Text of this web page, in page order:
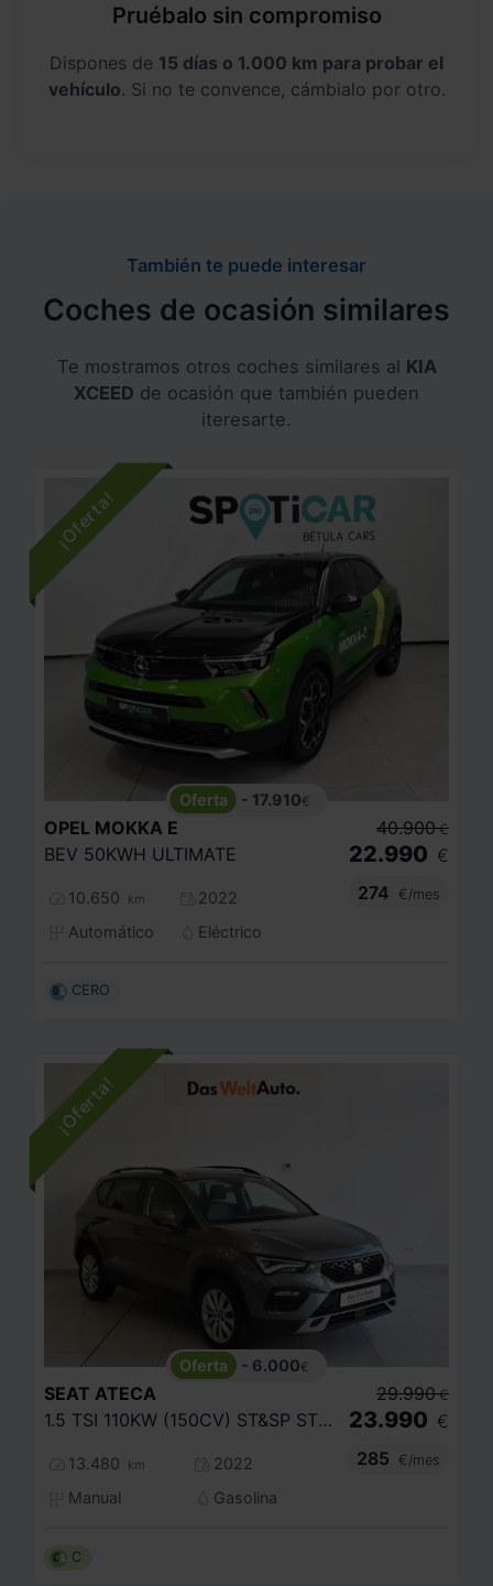
Pruébalo sin compromiso
Dispones de 15 días o 1.000 km para probar el
vehículo. Si no te convence, cámbialo por otro.
También te puede interesar
Coches de ocasión similares
Te mostramos otros coches similares al KIA
XCEED de ocasión que también pueden
iteresarte.
- 17.910€
OPEL MOKKA E
BEV 50KWH ULTIMATE
10.650 km
2022
Automático
Eléctrico
40.900 €
22.990 €
274
€/mes
CERO
- 6.000€
SEAT ATECA
1.5 TSI 110KW (150CV) ST&SP STYLE
13.480 km
2022
Manual
Gasolina
29.990 €
23.990 €
285
€/mes
C